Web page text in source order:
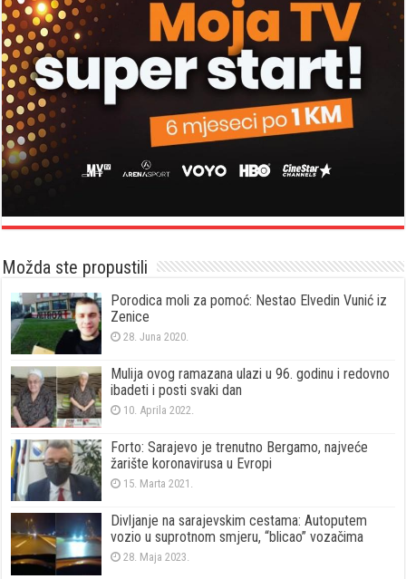
Možda ste propustili
Porodica moli za pomoć: Nestao Elvedin Vunić iz
Zenice
28. Juna 2020.
Mulija ovog ramazana ulazi u 96. godinu i redovno
ibadeti i posti svaki dan
10. Aprila 2022.
Forto: Sarajevo je trenutno Bergamo, najveće
žarište koronavirusa u Evropi
15. Marta 2021.
Divljanje na sarajevskim cestama: Autoputem
vozio u suprotnom smjeru, “blicao” vozačima
28. Maja 2023.